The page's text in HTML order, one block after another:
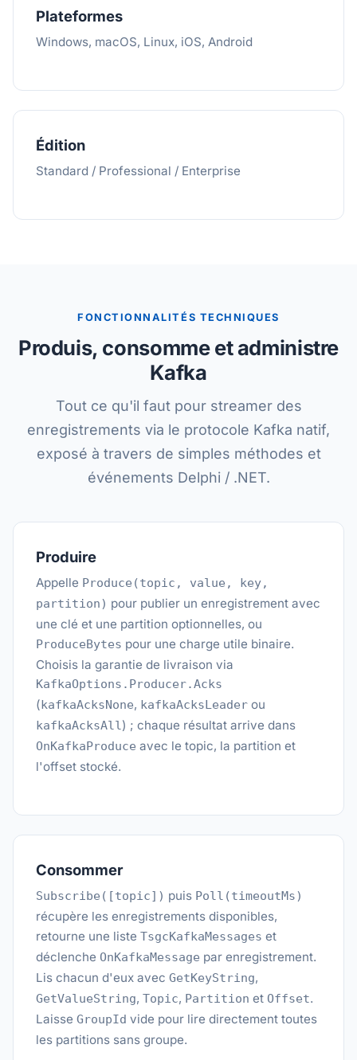
Plateformes
Windows, macOS, Linux, iOS, Android
Édition
Standard / Professional / Enterprise
FONCTIONNALITÉS TECHNIQUES
Produis, consomme et administre
Kafka
Tout ce qu'il faut pour streamer des
enregistrements via le protocole Kafka natif,
exposé à travers de simples méthodes et
événements Delphi / .NET.
Produire
Appelle Produce(topic, value, key,
partition) pour publier un enregistrement avec
une clé et une partition optionnelles, ou
ProduceBytes pour une charge utile binaire.
Choisis la garantie de livraison via
KafkaOptions.Producer.Acks
(kafkaAcksNone, kafkaAcksLeader ou
kafkaAcksAll) ; chaque résultat arrive dans
OnKafkaProduce avec le topic, la partition et
l'offset stocké.
Consommer
Subscribe([topic]) puis Poll(timeoutMs)
récupère les enregistrements disponibles,
retourne une liste TsgcKafkaMessages et
déclenche OnKafkaMessage par enregistrement.
Lis chacun d'eux avec GetKeyString,
GetValueString, Topic, Partition et Offset.
Laisse GroupId vide pour lire directement toutes
les partitions sans groupe.